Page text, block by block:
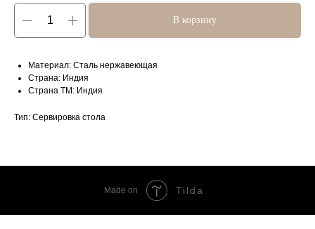
В корзину
Материал: Сталь нержавеющая
Страна: Индия
Страна ТМ: Индия
Тип: Сервировка стола
Made on Tilda